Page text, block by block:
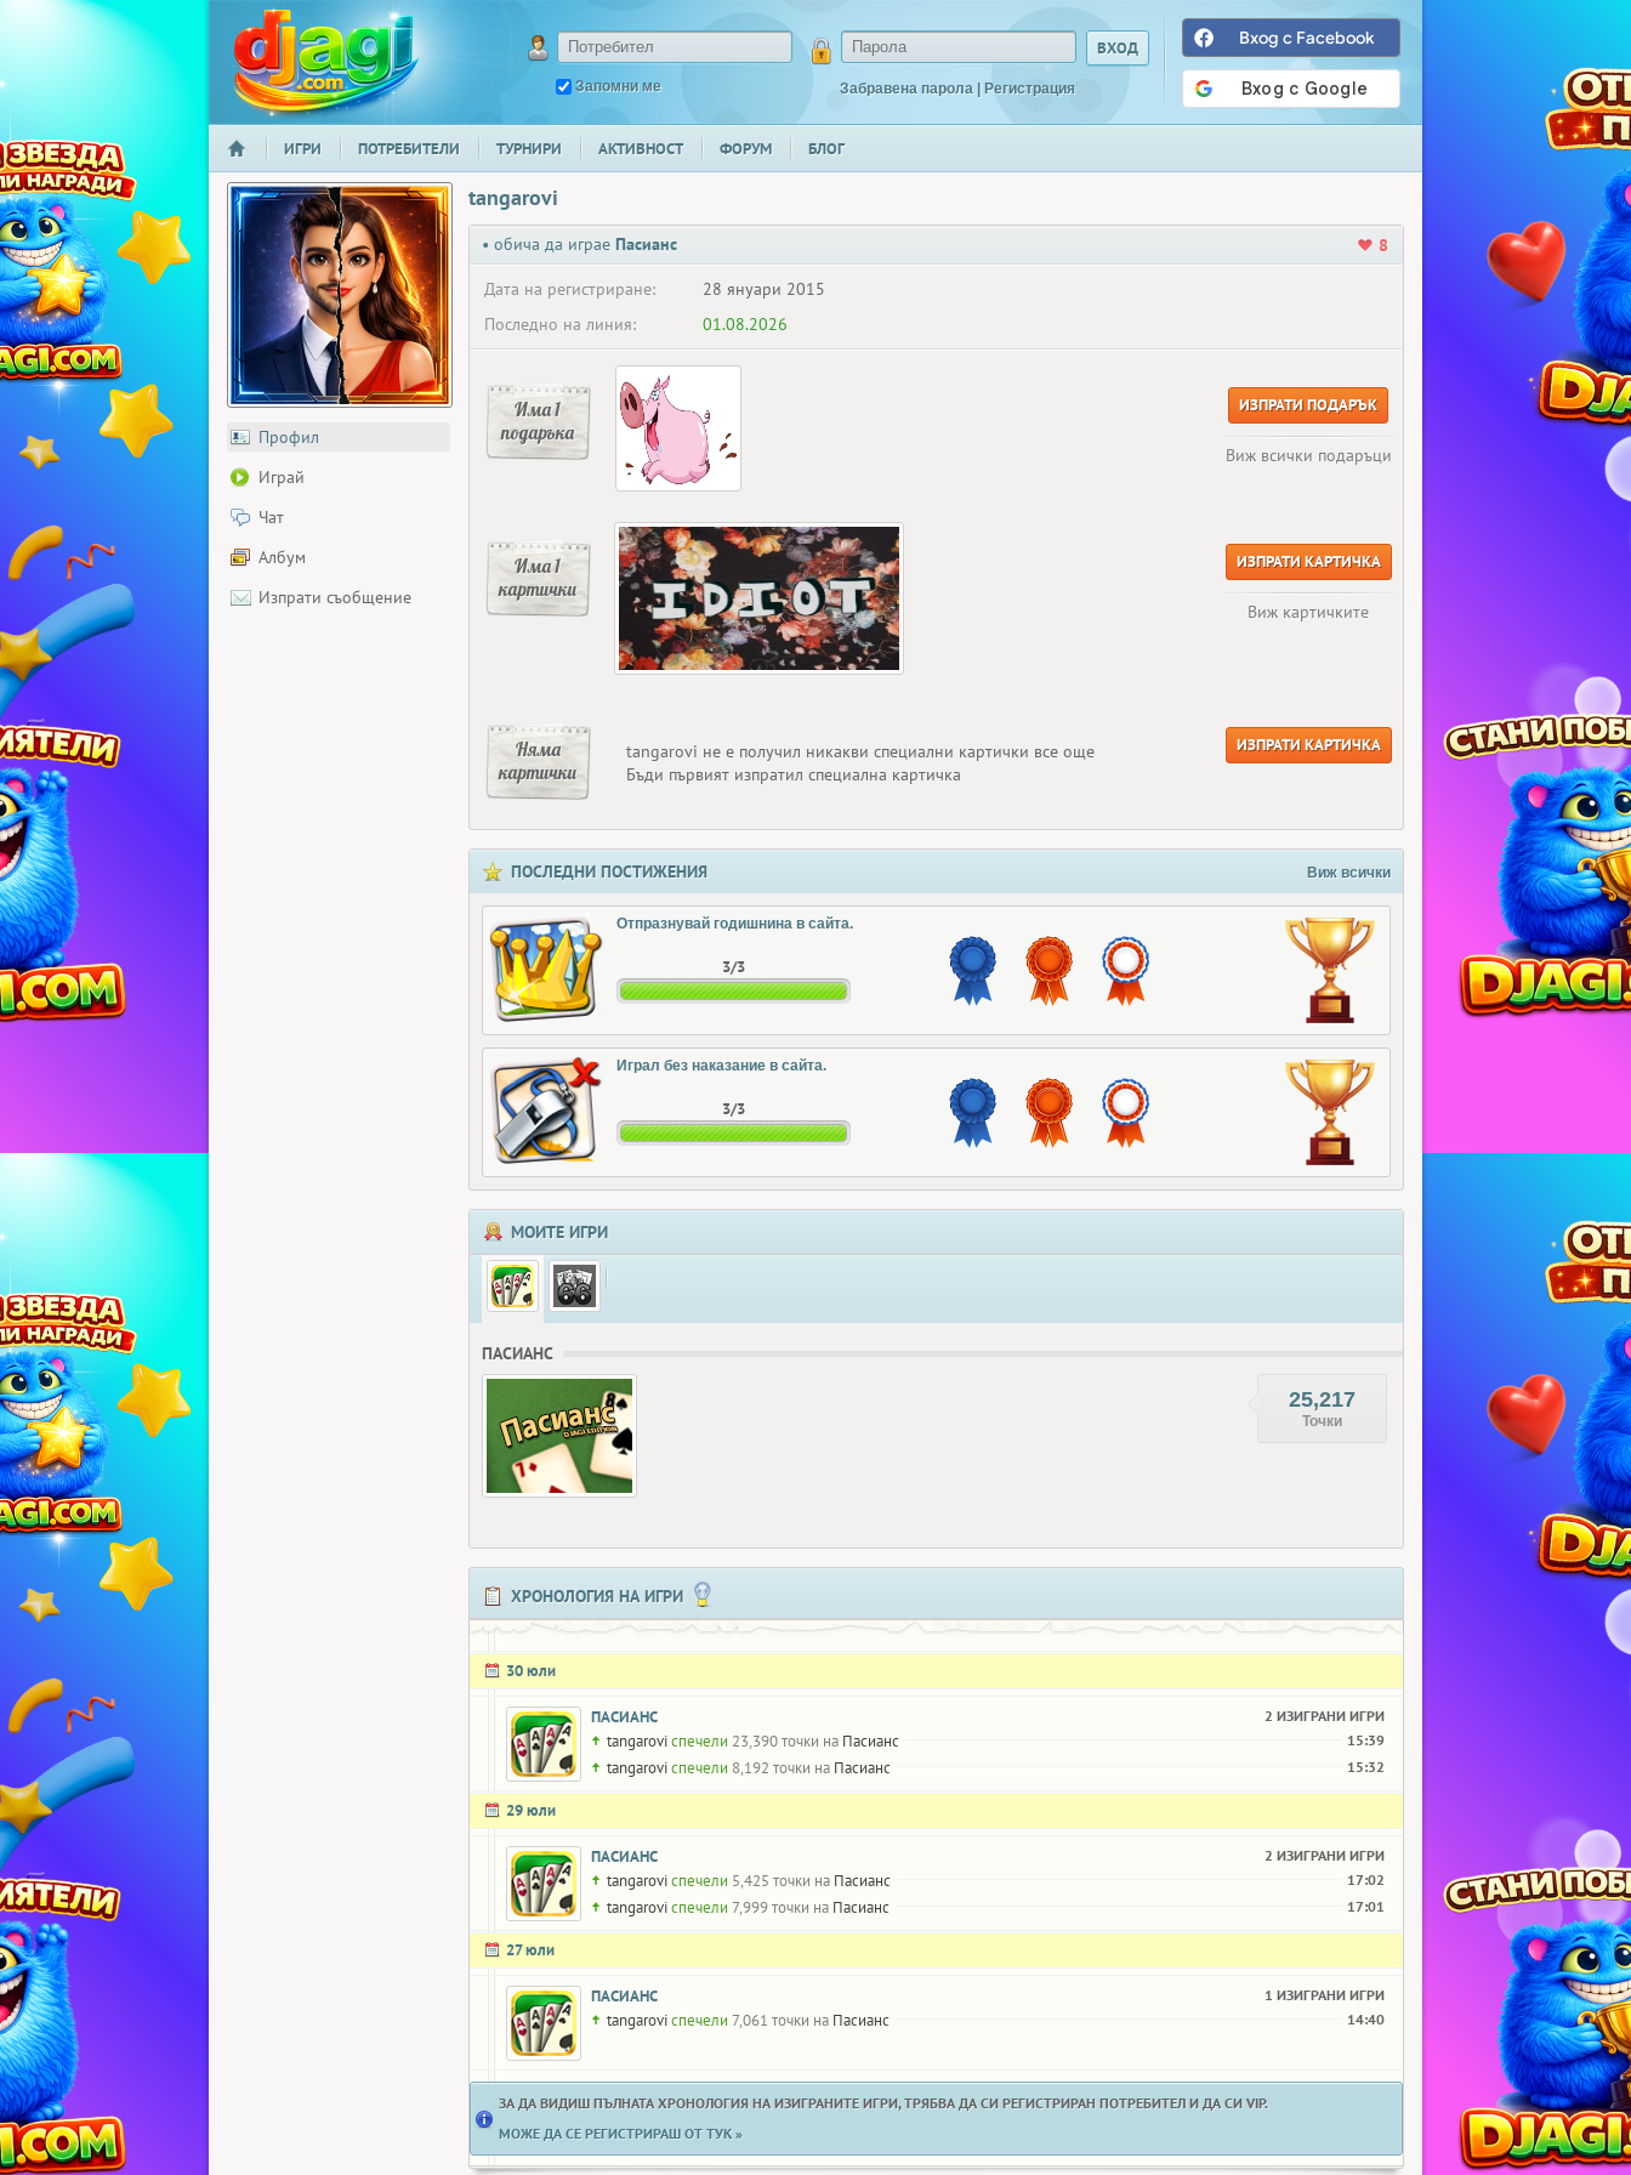
djagi.com
Запомни ме Забравена парола | Регистрация
Вход с Facebook
НАЧАЛО
ИГРИ ПОТРЕБИТЕЛИ ТУРНИРИ АКТИВНОСТ ФОРУМ БЛОГ
Профил
Играй
Чат
Албум
Изпрати съобщение
tangarovi
• обича да играе Пасианс
8
Дата на регистриране:
28 януари 2015
Последно на линия:
01.08.2026
Има 1
подаръка
ИЗПРАТИ ПОДАРЪК
Виж всички подаръци
Има 1
картички
ИЗПРАТИ КАРТИЧКА
Виж картичките
Няма
картички
tangarovi не е получил никакви специални картички все още
Бъди първият изпратил специална картичка
ИЗПРАТИ КАРТИЧКА
ПОСЛЕДНИ ПОСТИЖЕНИЯ Виж всички
Отпразнувай годишнина в сайта.
3/3
Играл без наказание в сайта.
3/3
МОИТЕ ИГРИ
ПАСИАНС
25,217
Точки
ХРОНОЛОГИЯ НА ИГРИ
30 юли
ПАСИАНС 2 ИЗИГРАНИ ИГРИ
tangaroviспечели 23,390 точки на Пасианс 15:39
tangaroviспечели 8,192 точки на Пасианс 15:32
29 юли
ПАСИАНС 2 ИЗИГРАНИ ИГРИ
tangaroviспечели 5,425 точки на Пасианс 17:02
tangaroviспечели 7,999 точки на Пасианс 17:01
27 юли
ПАСИАНС 1 ИЗИГРАНИ ИГРИ
tangaroviспечели 7,061 точки на Пасианс 14:40
ЗА ДА ВИДИШ ПЪЛНАТА ХРОНОЛОГИЯ НА ИЗИГРАНИТЕ ИГРИ, ТРЯБВА ДА СИ РЕГИСТРИРАН ПОТРЕБИТЕЛ И ДА СИ VIP.
МОЖЕ ДА СЕ РЕГИСТРИРАШ ОТ ТУК »